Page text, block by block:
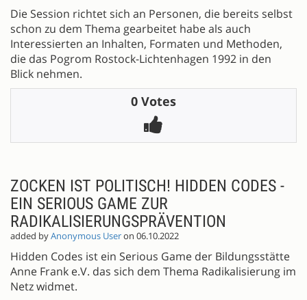
Die Session richtet sich an Personen, die bereits selbst
schon zu dem Thema gearbeitet habe als auch
Interessierten an Inhalten, Formaten und Methoden,
die das Pogrom Rostock-Lichtenhagen 1992 in den
Blick nehmen.
0 Votes
ZOCKEN IST POLITISCH! HIDDEN CODES -
EIN SERIOUS GAME ZUR
RADIKALISIERUNGSPRÄVENTION
added byAnonymous Useron 06.10.2022
Hidden Codes ist ein Serious Game der Bildungsstätte
Anne Frank e.V. das sich dem Thema Radikalisierung im
Netz widmet.